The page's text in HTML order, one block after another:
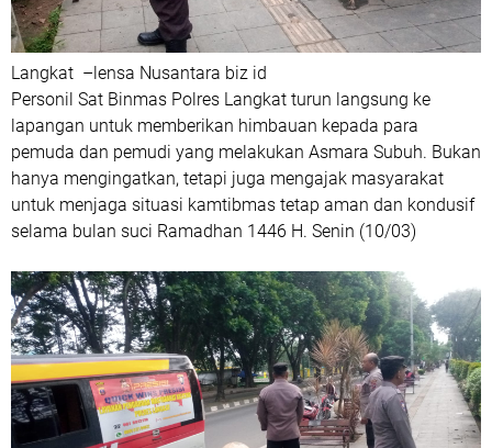
Langkat –lensa Nusantara biz id
Personil Sat Binmas Polres Langkat turun langsung ke
lapangan untuk memberikan himbauan kepada para
pemuda dan pemudi yang melakukan Asmara Subuh. Bukan
hanya mengingatkan, tetapi juga mengajak masyarakat
untuk menjaga situasi kamtibmas tetap aman dan kondusif
selama bulan suci Ramadhan 1446 H. Senin (10/03)